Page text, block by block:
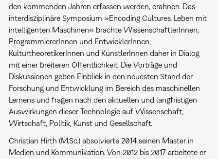
den kommenden Jahren erfassen werden, erahnen. Das
interdisziplinäre Symposium »Encoding Cultures. Leben mit
intelligenten Maschinen« brachte WissenschaftlerInnen,
ProgrammiererInnen und EntwicklerInnen,
KulturtheoretikerInnen und KünstlerInnen daher in Dialog
mit einer breiteren Öffentlichkeit. Die Vorträge und
Diskussionen geben Einblick in den neuesten Stand der
Forschung und Entwicklung im Bereich des maschinellen
Lernens und fragen nach den aktuellen und langfristigen
Auswirkungen dieser Technologie auf Wissenschaft,
Wirtschaft, Politik, Kunst und Gesellschaft.
Christian Hirth (M.Sc.) absolvierte 2014 seinen Master in
Medien und Kommunikation. Von 2012 bis 2017 arbeitete er